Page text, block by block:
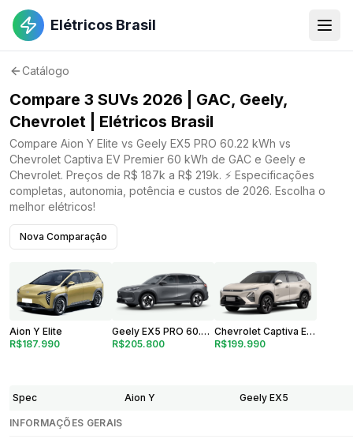
Elétricos Brasil
Catálogo
Compare 3 SUVs 2026 | GAC, Geely,
Chevrolet | Elétricos Brasil
Compare Aion Y Elite vs Geely EX5 PRO 60.22 kWh vs
Chevrolet Captiva EV Premier 60 kWh de GAC e Geely e
Chevrolet. Preços de R$ 187k a R$ 219k. ⚡ Especificações
completas, autonomia, potência e custos de 2026. Escolha o
melhor elétricos!
Nova Comparação
Aion Y Elite
R$187.990
Geely EX5 PRO 60.22 kWh
R$205.800
Chevrolet Captiva EV Premier 60 kWh
R$199.990
Spec Aion Y Geely EX5
INFORMAÇÕES GERAIS